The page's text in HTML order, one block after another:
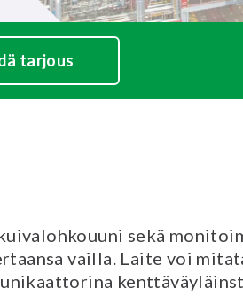
tarjous
sekä
vailla. Laite voi